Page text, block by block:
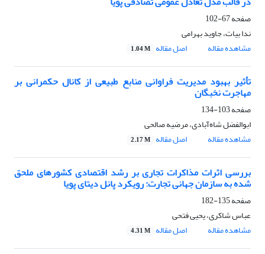
صفحه67-102
ندا بیات، جاوید بهرامی
مشاهده مقاله
اصل مقاله 1.04 M
تأثیر بهبود مدیریت فراوانی منابع طبیعی از کانال حکمرانی بر
مهاجرت نخبگان
صفحه103-134
ابوالفضل شاه‌آبادی، مرضیه صالحی
مشاهده مقاله
اصل مقاله 2.17 M
بررسی اثرات مذاکرات تجاری بر رشد اقتصادی کشورهای ملحق
شده به سازمان جهانی تجارت: رویکرد پانل دیتای پویا
صفحه135-182
عباس شاکری، یحیی فتحی
مشاهده مقاله
اصل مقاله 4.31 M